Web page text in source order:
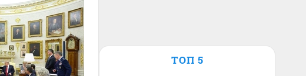
ТОП 5